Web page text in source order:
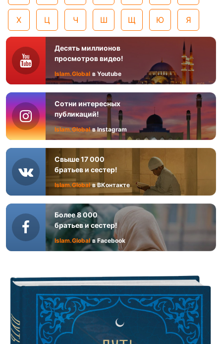
Х Ц Ч Ш Щ Ю Я
Десять миллионов
просмотров видео!
Islam.Global в Youtube
Сотни интересных
публикаций!
Islam.Global в Instagram
Свыше 17 000
братьев и сестер!
Islam.Global в ВКонтакте
Более 8 000
братьев и сестер!
Islam.Global в Facebook